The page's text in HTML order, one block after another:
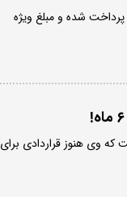
تومان به تیم ملی پرداخت شده و مبلغ ویژه
که وی هنوز قراردادی برای